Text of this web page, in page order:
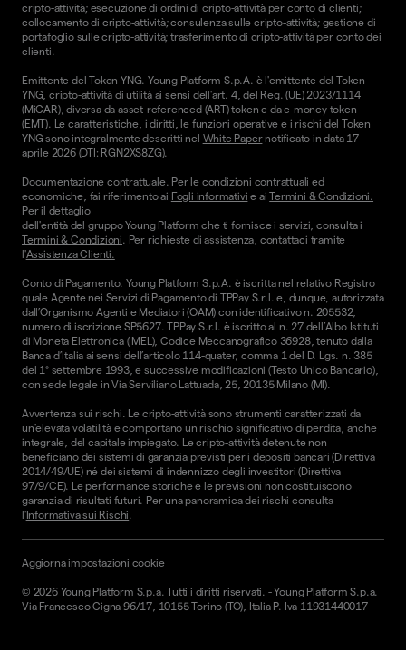
cripto-attività; esecuzione di ordini di cripto-attività per conto di clienti;
collocamento di cripto-attività; consulenza sulle cripto-attività; gestione di
portafoglio sulle cripto-attività; trasferimento di cripto-attività per conto dei
clienti.
Emittente del Token YNG. Young Platform S.p.A. è l'emittente del Token
YNG, cripto-attività di utilità ai sensi dell'art. 4, del Reg. (UE) 2023/1114
(MiCAR), diversa da asset-referenced (ART) token e da e-money token
(EMT). Le caratteristiche, i diritti, le funzioni operative e i rischi del Token
YNG sono integralmente descritti nel White Papernotificato in data 17
aprile 2026 (DTI: RGN2XS8ZG).
Documentazione contrattuale. Per le condizioni contrattuali ed
economiche, fai riferimento ai Fogli informativi e aiTermini & Condizioni.
Per il dettaglio
dell'entità del gruppo Young Platform che ti fornisce i servizi, consulta i
Termini & Condizioni. Per richieste di assistenza, contattaci tramite
l'Assistenza Clienti.
Conto di Pagamento. Young Platform S.p.A. è iscritta nel relativo Registro
quale Agente nei Servizi di Pagamento di TPPay S.r.l. e, dunque, autorizzata
dall’Organismo Agenti e Mediatori (OAM) con identificativo n. 205532,
numero di iscrizione SP5627. TPPay S.r.l. è iscritto al n. 27 dell’Albo Istituti
di Moneta Elettronica (IMEL), Codice Meccanografico 36928, tenuto dalla
Banca d’Italia ai sensi dell’articolo 114-quater, comma 1 del D. Lgs. n. 385
del 1° settembre 1993, e successive modificazioni (Testo Unico Bancario),
con sede legale in Via Serviliano Lattuada, 25, 20135 Milano (MI).
Avvertenza sui rischi. Le cripto-attività sono strumenti caratterizzati da
un'elevata volatilità e comportano un rischio significativo di perdita, anche
integrale, del capitale impiegato. Le cripto-attività detenute non
beneficiano dei sistemi di garanzia previsti per i depositi bancari (Direttiva
2014/49/UE) né dei sistemi di indennizzo degli investitori (Direttiva
97/9/CE). Le performance storiche e le previsioni non costituiscono
garanzia di risultati futuri. Per una panoramica dei rischi consulta
l'Informativa sui Rischi.
© 2026 Young Platform S.p.a. Tutti i diritti riservati. -Young Platform S.p.a.
Via Francesco Cigna 96/17, 10155 Torino (TO), Italia P. Iva 11931440017
Aggiorna impostazioni cookie